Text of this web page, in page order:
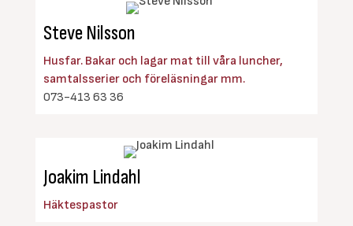
Steve Nilsson
Husfar. Bakar och lagar mat till våra luncher,
samtalsserier och föreläsningar mm.
073-413 63 36
Joakim Lindahl
Häktespastor